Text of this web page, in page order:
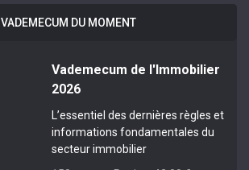
VADEMECUM DU MOMENT
Vademecum de l'Immobilier
2026
L’essentiel des dernières règles et
informations fondamentales du
secteur immobilier